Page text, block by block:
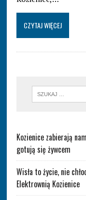
CZYTAJ WIĘCEJ
Kozienice zabierają
gotują się żywcem
Wisła to życie, nie
Elektrownią Kozienice